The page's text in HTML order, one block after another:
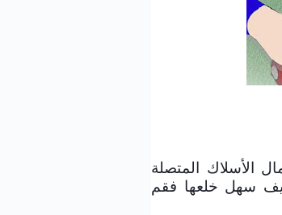
الأسلاك المتصلة
سهل خلعها فقم